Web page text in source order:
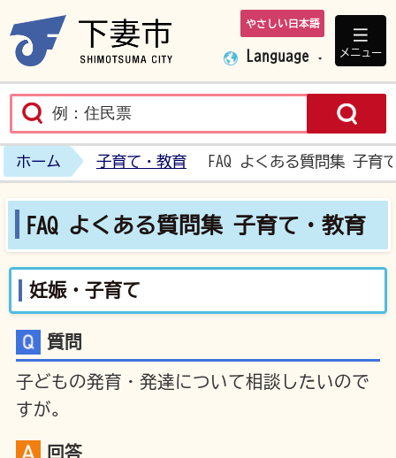
下妻市ホームペ
やさしい日本語
Language メニュー
ホーム 子育て・教育 FAQ よくある質問集 子育
FAQ よくある質問集 子育て・教育
妊娠・子育て
質問
子どもの発育・発達について相談したいので
すが。
回答